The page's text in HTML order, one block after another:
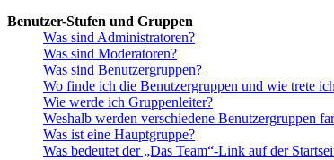
Benutzer-Stufen und Gruppen
Was sind Administratoren?
Was sind Moderatoren?
Was sind Benutzergruppen?
Wo finde ich die Benutzergruppen und wie trete
Wie werde ich Gruppenleiter?
Weshalb werden verschiedene Benutzergruppen
Was ist eine Hauptgruppe?
Was bedeutet der „Das Team“-Link auf der